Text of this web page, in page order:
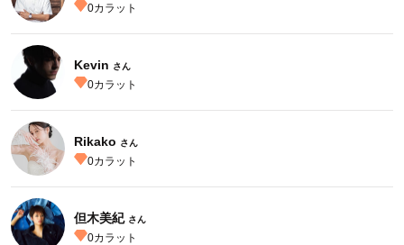
0カラット
Kevin さん
0カラット
Rikako さん
0カラット
但木美紀 さん
0カラット